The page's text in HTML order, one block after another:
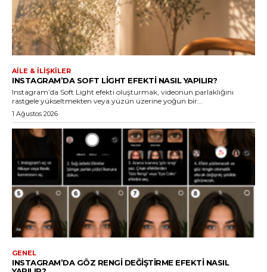
AILE & İLIŞKILER
INSTAGRAM’DA SOFT LIGHT EFEKTI NASIL YAPILIR?
Instagram’da Soft Light efekti oluşturmak, videonun parlaklığını
rastgele yükseltmekten veya yüzün üzerine yoğun bir...
1 Ağustos 2026
GENEL
INSTAGRAM’DA GÖZ RENGI DEĞIŞTIRME EFEKTI NASIL